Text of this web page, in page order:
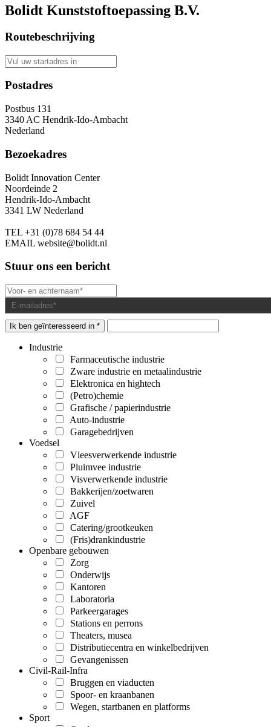
Bolidt Kunststoftoepassing B.V.
Routebeschrijving
Postadres
Postbus 131
3340 AC Hendrik-Ido-Ambacht
Nederland
Bezoekadres
Bolidt Innovation Center
Noordeinde 2
Hendrik-Ido-Ambacht
3341 LW Nederland
TEL +31 (0)78 684 54 44
EMAIL website@bolidt.nl
Stuur ons een bericht
Ik ben geïnteresseerd in *
Industrie
Farmaceutische industrie
Zware industrie en metaalindustrie
Elektronica en hightech
(Petro)chemie
Grafische / papierindustrie
Auto-industrie
Garagebedrijven
Voedsel
Vleesverwerkende industrie
Pluimvee industrie
Visverwerkende industrie
Bakkerijen/zoetwaren
Zuivel
AGF
Catering/grootkeuken
(Fris)drankindustrie
Openbare gebouwen
Zorg
Onderwijs
Kantoren
Laboratoria
Parkeergarages
Stations en perrons
Theaters, musea
Distributiecentra en winkelbedrijven
Gevangenissen
Civil-Rail-Infra
Bruggen en viaducten
Spoor- en kraanbanen
Wegen, startbanen en platforms
Sport